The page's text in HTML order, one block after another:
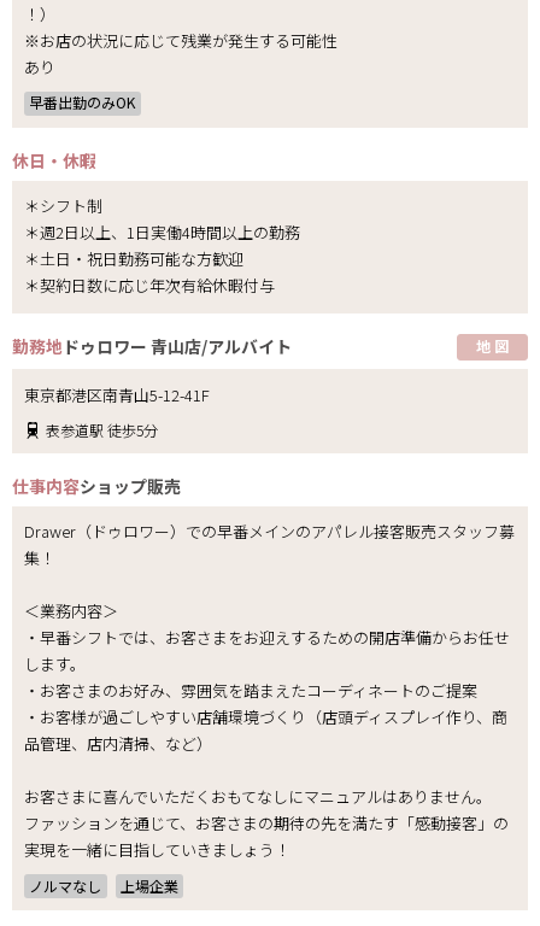
！）
※お店の状況に応じて残業が発生する可能性
あり
早番出勤のみOK
休日・休暇
＊シフト制
＊週2日以上、1日実働4時間以上の勤務
＊土日・祝日勤務可能な方歓迎
＊契約日数に応じ年次有給休暇付与
勤務地 ドゥロワー 青山店/アルバイト 地 図
東京都港区南青山5-12-41F
表参道駅 徒歩5分
仕事内容ショップ販売
Drawer（ドゥロワー）での早番メインのアパレル接客販売スタッフ募
集！
＜業務内容＞
・早番シフトでは、お客さまをお迎えするための開店準備からお任せ
します。
・お客さまのお好み、雰囲気を踏まえたコーディネートのご提案
・お客様が過ごしやすい店舗環境づくり（店頭ディスプレイ作り、商
品管理、店内清掃、など）
お客さまに喜んでいただくおもてなしにマニュアルはありません。
ファッションを通じて、お客さまの期待の先を満たす「感動接客」の
実現を一緒に目指していきましょう！
ノルマなし 上場企業